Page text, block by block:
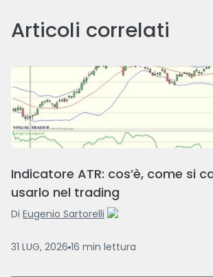
Articoli correlati
Indicatore ATR: cos’è, come si
usarlo nel trading
Di Eugenio Sartorelli
31 LUG, 2026 16 min lettura